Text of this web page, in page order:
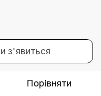
з'явиться
Порівняти